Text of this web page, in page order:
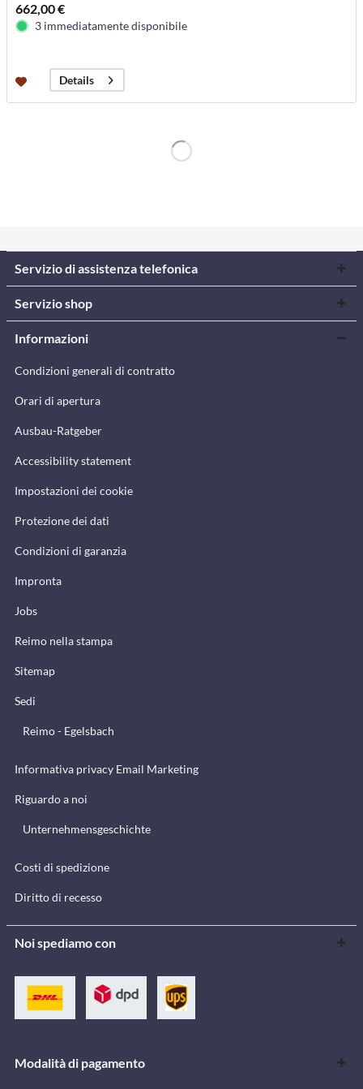
662,00 €
3 immediatamente disponibile
Details
Servizio di assistenza telefonica
Servizio shop
Informazioni
Condizioni generali di contratto
Orari di apertura
Ausbau-Ratgeber
Accessibility statement
Impostazioni dei cookie
Protezione dei dati
Condizioni di garanzia
Impronta
Jobs
Reimo nella stampa
Sitemap
Sedi
Reimo - Egelsbach
Informativa privacy Email Marketing
Riguardo a noi
Unternehmensgeschichte
Costi di spedizione
Diritto di recesso
Noi spediamo con
Modalità di pagamento